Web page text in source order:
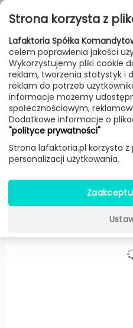
Przejdź do treści
FILTROWANIE
Lampy Producenci
Turner wisząca
Strona korzysta z
Lafaktoria Spółka
celem poprawienia jakości
Wykorzystujemy pliki cookie
reklam, tworzenia statystyk i
reklam do potrzeb
informacje możemy
społecznościowym,
Dodatkowe informacje o
"polityce prywatności"
Strona lafaktoria.pl korzysta
personalizacji użytkowania.